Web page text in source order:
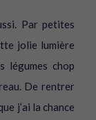
Par petites
jolie lumière
légumes chop
De rentrer
j’ai la chance